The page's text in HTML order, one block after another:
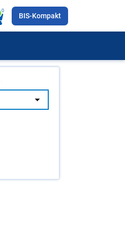
0
BIS-Kompakt